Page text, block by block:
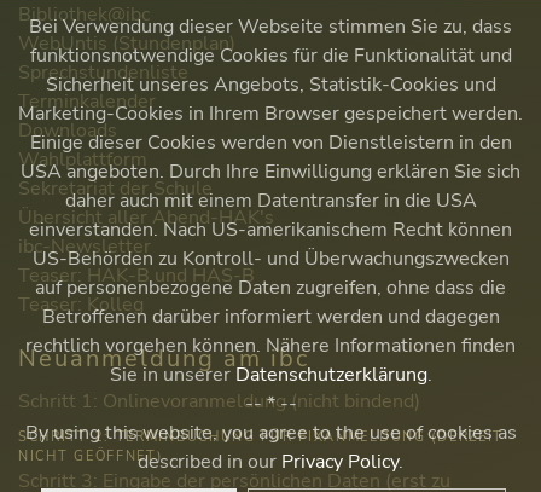
Bibliothek@ibc
WebUntis (Stundenplan)
Sprechstundenliste
Terminkalender
Downloads
Wahlplattform
Sekretariat der Schule
Übersicht aller Abend-HAK's
ibc-Newsletter
Teaser: HAK-B und HAS-B
Teaser: Kolleg
Neuanmeldung am ibc
Schritt 1: Onlinevoranmeldung (nicht bindend)
SCHRITT 2: TERMINBUCHUNG FÜR FIXANMELDUNG (DERZEIT
NICHT GEÖFFNET)
Schritt 3: Eingabe der persönlichen Daten (erst zu
Bei Verwendung dieser Webseite stimmen Sie zu, dass
funktionsnotwendige Cookies für die Funktionalität und
Sicherheit unseres Angebots, Statistik-Cookies und
Marketing-Cookies in Ihrem Browser gespeichert werden.
Einige dieser Cookies werden von Dienstleistern in den
USA angeboten. Durch Ihre Einwilligung erklären Sie sich
daher auch mit einem Datentransfer in die USA
einverstanden. Nach US-amerikanischem Recht können
US-Behörden zu Kontroll- und Überwachungszwecken
auf personenbezogene Daten zugreifen, ohne dass die
Betroffenen darüber informiert werden und dagegen
rechtlich vorgehen können. Nähere Informationen finden
Sie in unsererDatenschutzerklärung.
-- * --
By using this website, you agree to the use of cookies as
described in our Privacy Policy.